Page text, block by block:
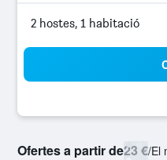
2 hostes, 1 habitació
Ofertes a partir de23 €/El